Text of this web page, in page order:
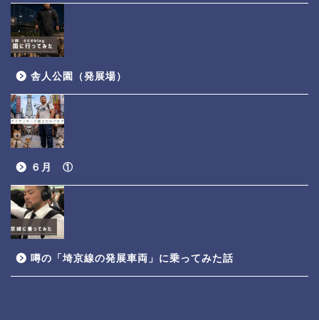
舎人公園（発展場）
６月 ①
噂の「埼京線の発展車両」に乗ってみた話